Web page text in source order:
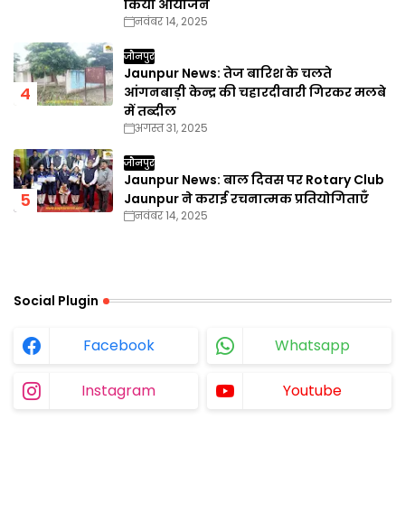
किया आयोजन
नवंबर 14, 2025
जौनपुर
Jaunpur News: तेज बारिश के चलते
आंगनबाड़ी केन्द्र की चहारदीवारी गिरकर मलबे
में तब्दील
अगस्त 31, 2025
जौनपुर
Jaunpur News: बाल दिवस पर Rotary Club
Jaunpur ने कराई रचनात्मक प्रतियोगिताएँ
नवंबर 14, 2025
Social Plugin
Facebook Whatsapp
Instagram Youtube